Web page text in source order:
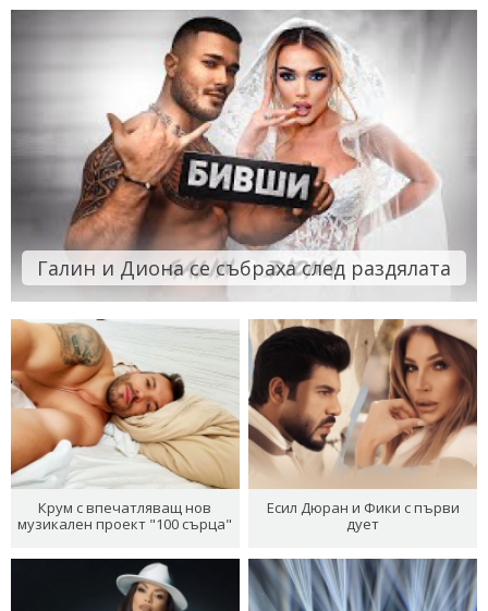
Галин и Диона се събраха след раздялата
Крум с впечатляващ нов
музикален проект "100 сърца"
Есил Дюран и Фики с първи
дует